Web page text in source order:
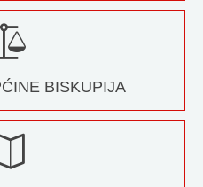
BISKUPIJA